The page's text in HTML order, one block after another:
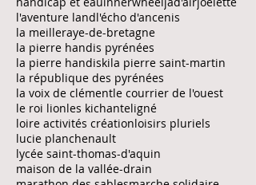
collège immaculée conception
concours de belotecorcoué-sur-logne
cross solidairedanse ta différence
david ménarddisneylanddualski
france adot 44guénouvryhalte-garderie
handicap et eauinnerwheeljad'airjoëlette
l'aventure landl'écho d'ancenis
la meilleraye-de-bretagne
la pierre handis pyrénées
la pierre handiskila pierre saint-martin
la république des pyrénées
la voix de clémentle courrier de l'ouest